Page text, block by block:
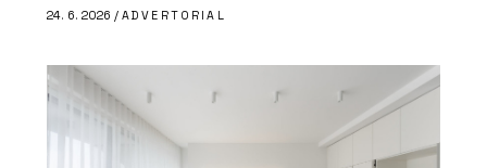
24. 6. 2026 / ADVERTORIAL